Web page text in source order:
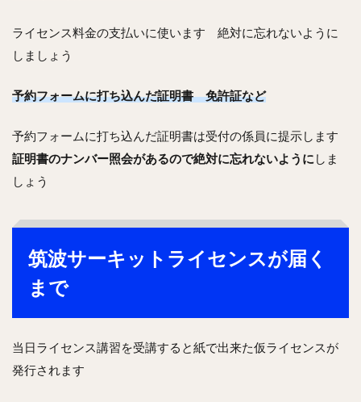
ライセンス料金の支払いに使います 絶対に忘れないように
しましょう
予約フォームに打ち込んだ証明書 免許証など
予約フォームに打ち込んだ証明書は受付の係員に提示します
証明書のナンバー照会があるので絶対に忘れないように しま
しょう
筑波サーキットライセンスが届く
まで
当日ライセンス講習を受講すると紙で出来た仮ライセンスが
発行されます